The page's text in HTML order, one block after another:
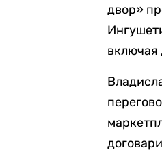
двор»
включая